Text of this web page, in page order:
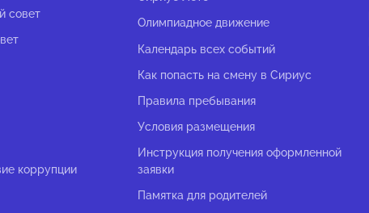
совет
коррупции
Олимпиадное движение
Календарь всех событий
Как попасть на смену в Сириус
Правила пребывания
Условия размещения
Инструкция получения оформленной
заявки
Памятка для родителей